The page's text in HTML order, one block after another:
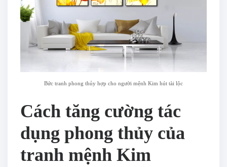
Bức tranh phong thủy hợp cho người mệnh Kim hút tài lộc
Cách tăng cường tác
dụng phong thủy của
tranh mệnh Kim